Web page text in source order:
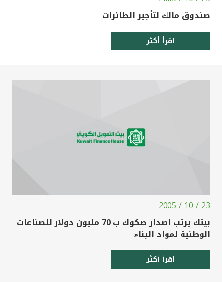
صندوق مالك لتأجير الطائرات
اقرأ أكثر
23 / 10 / 2005
بيتك يرتب اصدار صكوك ب 70 مليون دولار للصناعات
الوطنية لمواد البناء
اقرأ أكثر